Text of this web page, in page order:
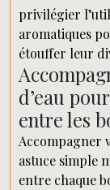
privilégier
aromatiques
étouffer leur
d’eau
entre les
Accompagner
astuce simple
entre chaque